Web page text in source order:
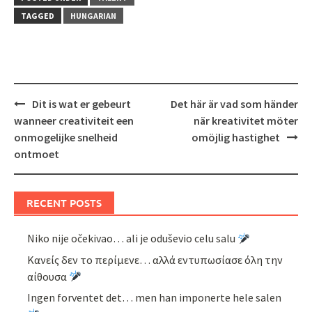
TAGGED
HUNGARIAN
Post
navigation
Dit is wat er gebeurt
wanneer creativiteit een
onmogelijke snelheid
ontmoet
Det här är vad som händer
när kreativitet möter
omöjlig hastighet
RECENT POSTS
Niko nije očekivao… ali je oduševio celu salu
Κανείς δεν το περίμενε… αλλά εντυπωσίασε όλη την
αίθουσα
Ingen forventet det… men han imponerte hele salen